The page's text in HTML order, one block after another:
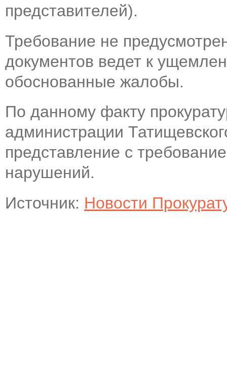
представителей).
Требование не
документов ведет к
обоснованные жалобы.
По данному факту
администрации
представление с
нарушений.
Источник: Новости